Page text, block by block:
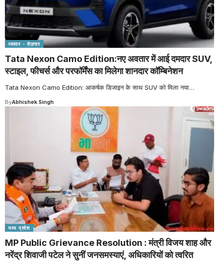
व्यापार - रोज़गार
Tata Nexon Camo Edition:नए अवतार में आई दमदार SUV,
स्टाइल, फीचर्स और परफॉर्मेंस का मिलेगा शानदार कॉम्बिनेशन
Tata Nexon Camo Edition: आकर्षक डिजाइन के साथ SUV को मिला नया…
ByAbhishek Singh
मध्य प्रदेश
MP Public Grievance Resolution : मंत्री विजय शाह और
नरेंद्र शिवाजी पटेल ने सुनीं जनसमस्याएं, अधिकारियों को त्वरित